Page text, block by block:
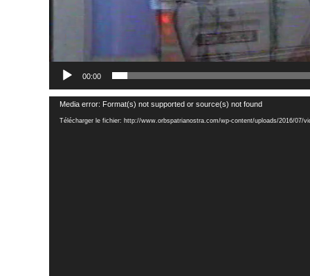
00:00
Lecteur
vidéo
Media error: Format(s) not supported or source(s) not found
Télécharger le fichier: http://www.orbspatrianostra.com/wp-content/uploads/2016/07/